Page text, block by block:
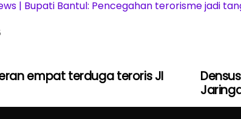
| Bupati Bantul: Pencegahan terorisme jadi
empat terduga teroris JI